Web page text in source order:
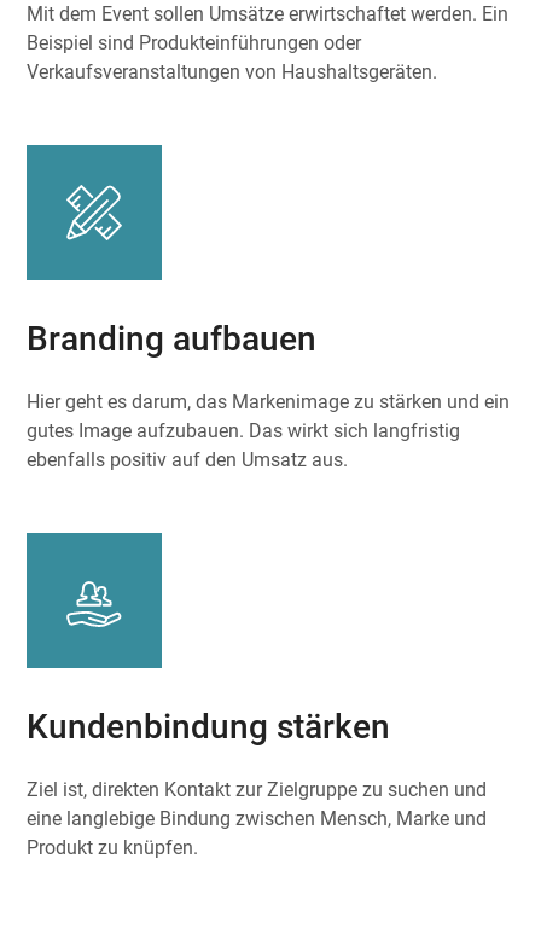
Mit dem Event sollen Umsätze erwirtschaftet werden. Ein
Beispiel sind Produkteinführungen oder
Verkaufsveranstaltungen von Haushaltsgeräten.
Branding aufbauen
Hier geht es darum, das Markenimage zu stärken und ein
gutes Image aufzubauen. Das wirkt sich langfristig
ebenfalls positiv auf den Umsatz aus.
Kundenbindung stärken
Ziel ist, direkten Kontakt zur Zielgruppe zu suchen und
eine langlebige Bindung zwischen Mensch, Marke und
Produkt zu knüpfen.